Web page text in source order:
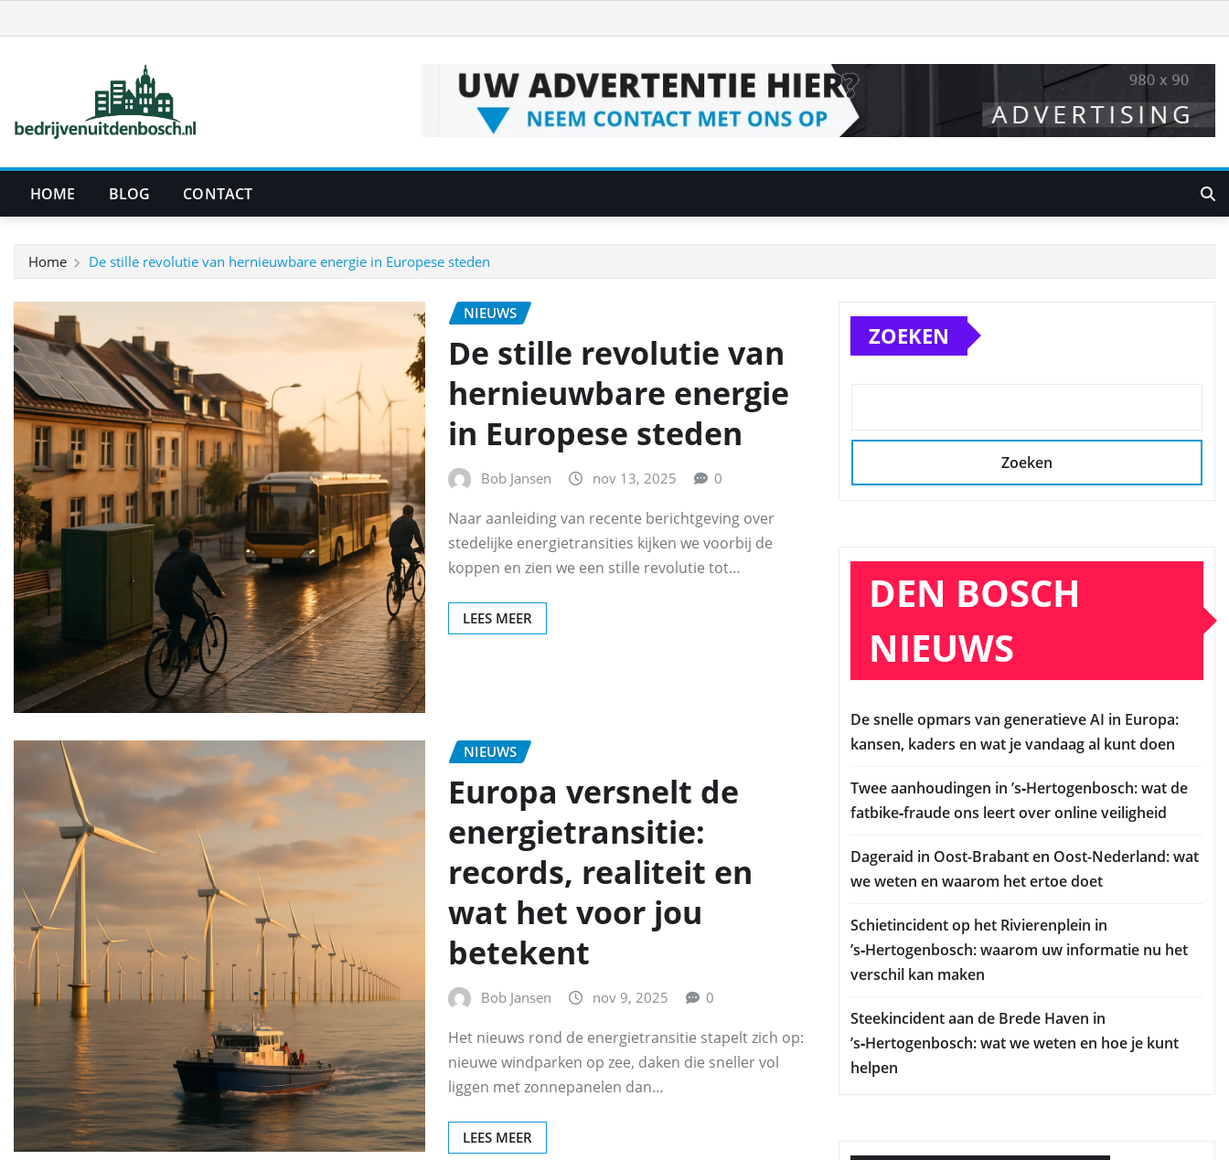
naar
HOME BLOG CONTACT
Home De stille revolutie van hernieuwbare energie in Europese steden
NIEUWS
De stille revolutie van
hernieuwbare energie
in Europese steden
Bob Jansen nov 13, 2025 0
Naar aanleiding van recente berichtgeving over
stedelijke energietransities kijken we voorbij de
koppen en zien we een stille revolutie tot…
LEES MEER
NIEUWS
Europa versnelt de
energietransitie:
records, realiteit en
wat het voor jou
betekent
Bob Jansen nov 9, 2025 0
Het nieuws rond de energietransitie stapelt zich op:
nieuwe windparken op zee, daken die sneller vol
liggen met zonnepanelen dan…
LEES MEER
ZOEKEN
Zoeken
DEN BOSCH
NIEUWS
De snelle opmars van generatieve AI in Europa:
kansen, kaders en wat je vandaag al kunt doen
Twee aanhoudingen in ’s‑Hertogenbosch: wat de
fatbike‑fraude ons leert over online veiligheid
Dageraid in Oost-Brabant en Oost-Nederland: wat
we weten en waarom het ertoe doet
Schietincident op het Rivierenplein in
’s‑Hertogenbosch: waarom uw informatie nu het
verschil kan maken
Steekincident aan de Brede Haven in
’s‑Hertogenbosch: wat we weten en hoe je kunt
helpen